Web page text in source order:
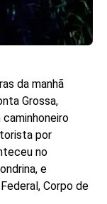
da manhã
Grossa,
por
no
e
Corpo de